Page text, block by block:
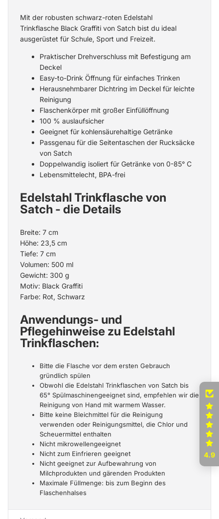
Mit der robusten schwarz-roten Edelstahl
Trinkflasche Black Graffiti von Satch bist du ideal
ausgerüstet für Schule, Sport und Freizeit.
Praktischer Drehverschluss mit Befestigung am
Deckel
Easy-to-Drink Öffnung für einfaches Trinken
Herausnehmbarer Dichtring im Deckel für leichte
Reinigung
Flaschenkörper mit großer Einfüllöffnung
100 % auslaufsicher
Geeignet für kohlensäurehaltige Getränke
Passgenau für die Seitentaschen der Rucksäcke
von Satch
Doppelwandig isoliert für Getränke von 0-85° C
Lebensmittelecht, BPA-frei
Edelstahl Trinkflasche von
Satch - die Details
Breite: 7 cm
Höhe: 23,5 cm
Tiefe: 7 cm
Volumen: 500 ml
Gewicht: 300 g
Motiv: Black Graffiti
Farbe: Rot, Schwarz
Anwendungs- und
Pflegehinweise zu Edelstahl
Trinkflaschen:
Bitte die Flasche vor dem ersten Gebrauch
gründlich spülen
Obwohl die Edelstahl Trinkflaschen von Satch bis
65° Spülmaschinengeeignet sind, empfehlen wir die
Reinigung von Hand mit warmem Wasser.
Bitte keine Bleichmittel für die Reinigung
verwenden oder Reinigungsmittel, die Chlor und
Scheuermittel enthalten
Nicht mikrowellengeeignet
Nicht zum Einfrieren geeignet
Nicht geeignet zur Aufbewahrung von
Milchprodukten und gärenden Produkten
Maximale Füllmenge: bis zum Beginn des
Flaschenhalses
4.9